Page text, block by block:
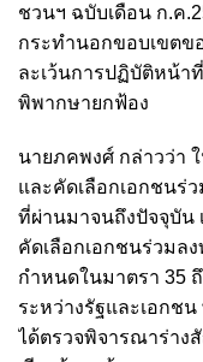
ชวนฯ ฉบับเดือน ก.ค
กระทำนอกขอบเขต
ละเว้นการปฏิบัติหน้า
พิพากษายกฟ้อง
นายภคพงศ์ กล่าวว่า
และคัดเลือกเอกชนร่
ที่ผ่านมาจนถึงปัจจุบัน
คัดเลือกเอกชนร่วมล
กำหนดในมาตรา 35
ระหว่างรัฐและเอกช
ได้ตรวจพิจารณาร่าง